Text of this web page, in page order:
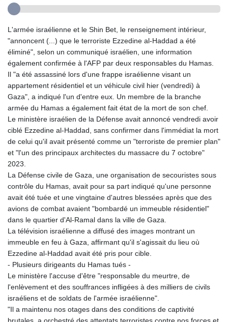
L'armée israélienne et le Shin Bet, le renseignement intérieur,
"annoncent (...) que le terroriste Ezzedine al-Haddad a été
éliminé", selon un communiqué israélien, une information
également confirmée à l'AFP par deux responsables du Hamas.
Il "a été assassiné lors d'une frappe israélienne visant un
appartement résidentiel et un véhicule civil hier (vendredi) à
Gaza", a indiqué l'un d'entre eux. Un membre de la branche
armée du Hamas a également fait état de la mort de son chef.
Le ministère israélien de la Défense avait annoncé vendredi avoir
ciblé Ezzedine al-Haddad, sans confirmer dans l'immédiat la mort
de celui qu'il avait présenté comme un "terroriste de premier plan"
et "l'un des principaux architectes du massacre du 7 octobre"
2023.
La Défense civile de Gaza, une organisation de secouristes sous
contrôle du Hamas, avait pour sa part indiqué qu'une personne
avait été tuée et une vingtaine d'autres blessées après que des
avions de combat avaient "bombardé un immeuble résidentiel"
dans le quartier d'Al-Ramal dans la ville de Gaza.
La télévision israélienne a diffusé des images montrant un
immeuble en feu à Gaza, affirmant qu'il s'agissait du lieu où
Ezzedine al-Haddad avait été pris pour cible.
- Plusieurs dirigeants du Hamas tués -
Le ministère l'accuse d'être "responsable du meurtre, de
l'enlèvement et des souffrances infligées à des milliers de civils
israéliens et de soldats de l'armée israélienne".
"Il a maintenu nos otages dans des conditions de captivité